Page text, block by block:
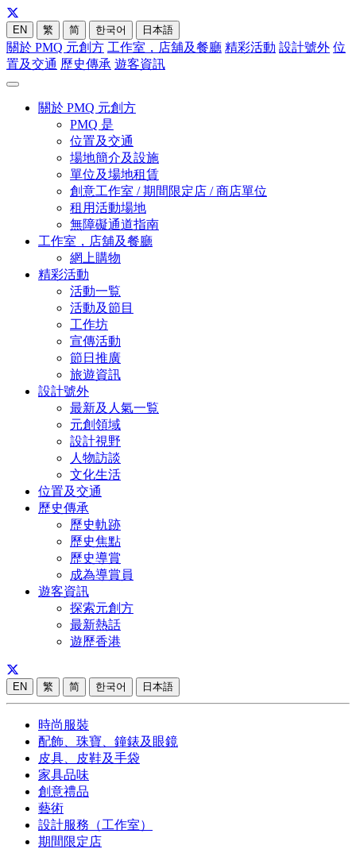
EN 繁 简 한국어 日本語
關於 PMQ 元創方 工作室，店舖及餐廳 精彩活動 設計號外 位
置及交通 歷史傳承 遊客資訊
關於 PMQ 元創方
PMQ 是
位置及交通
場地簡介及設施
單位及場地租賃
創意工作室 / 期間限定店 / 商店單位
租用活動場地
無障礙通道指南
工作室，店舖及餐廳
網上購物
精彩活動
活動一覧
活動及節目
工作坊
宣傳活動
節日推廣
旅遊資訊
設計號外
最新及人氣一覧
元創領域
設計視野
人物訪談
文化生活
位置及交通
歷史傳承
歷史軌跡
歷史焦點
歷史導賞
成為導賞員
遊客資訊
探索元創方
最新熱話
遊歷香港
EN 繁 简 한국어 日本語
時尚服裝
配飾、珠寶、鐘錶及眼鏡
皮具、皮鞋及手袋
家具品味
創意禮品
藝術
設計服務（工作室）
期間限定店